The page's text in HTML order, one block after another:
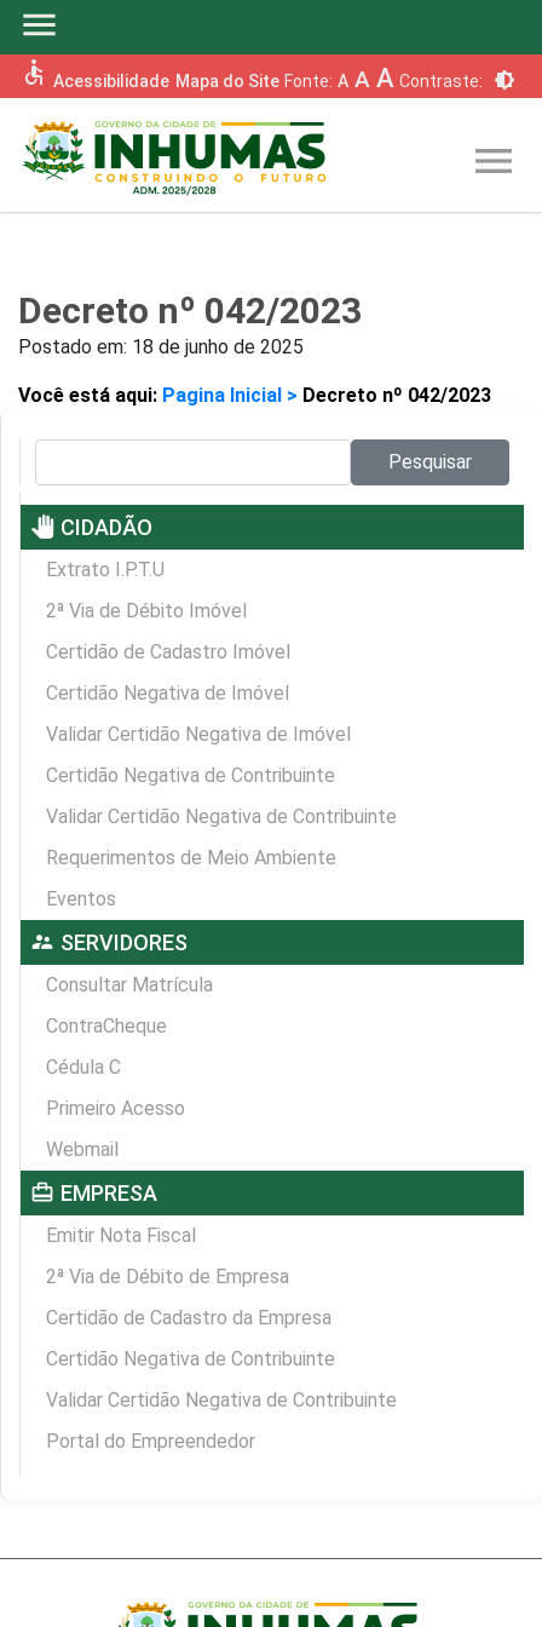
menu
accessible Acessibilidade Mapa do Site Fonte: A A A Contraste: brightness_6
menu
Decreto nº 042/2023
Postado em: 18 de junho de 2025
Você está aqui: Pagina Inicial > Decreto nº 042/2023
Pesquisar
pan_tool CIDADÃO
Extrato I.P.T.U
2ª Via de Débito Imóvel
Certidão de Cadastro Imóvel
Certidão Negativa de Imóvel
Validar Certidão Negativa de Imóvel
Certidão Negativa de Contribuinte
Validar Certidão Negativa de Contribuinte
Requerimentos de Meio Ambiente
Eventos
supervisor_account SERVIDORES
Consultar Matrícula
ContraCheque
Cédula C
Primeiro Acesso
Webmail
card_travel EMPRESA
Emitir Nota Fiscal
2ª Via de Débito de Empresa
Certidão de Cadastro da Empresa
Certidão Negativa de Contribuinte
Validar Certidão Negativa de Contribuinte
Portal do Empreendedor